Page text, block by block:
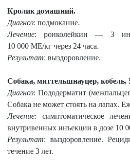
Кролик домашний.
Диагноз: подмокание.
Лечение: ронколейкин — 3
10 000 МЕ/кг через 24 часа.
Результат: выздоровление.
Собака, миттельшнауцер, кобель,
Диагноз: Пододерматит
Собака не может стоять на лапах.
Лечение: симптоматическое
внутривенных инъекции в дозе 10
Результат: выздоровление.
течение 3 лет.